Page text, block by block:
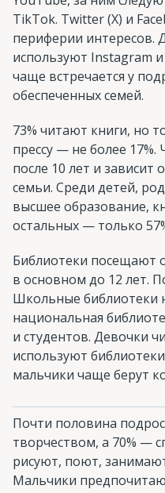
TikTok. Twitter (X) и
периферии интересов.
используют Instagram
чаще встречается у
обеспеченных семей.
73% читают книги, но
прессу — не более 17%.
после 10 лет и зависит
семьи. Среди детей,
высшее образование,
остальных — только
Библиотеки посещают
в основном до 12 лет.
Школьные библиотеки
национальная
и студентов. Девочки
используют
мальчики чаще берут
Почти половина
творчеством, а 70% —
рисуют, поют,
Мальчики